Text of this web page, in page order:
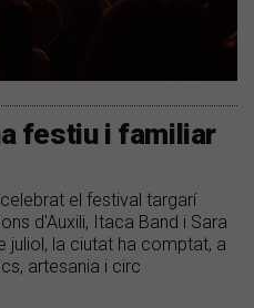
festiu i familiar
el festival targarí
d'Auxili, Itaca Band i Sara
juliol, la ciutat ha comptat, a
artesania i circ